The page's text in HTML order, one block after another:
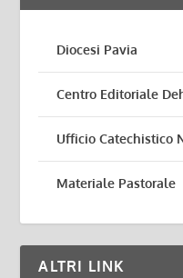
Diocesi Pavia
Centro Editoriale
Ufficio Catechistico
Materiale Pastorale
ALTRI LINK